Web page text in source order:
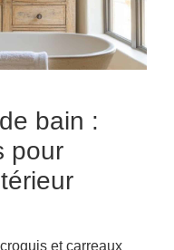
bain :
pour
et carreaux